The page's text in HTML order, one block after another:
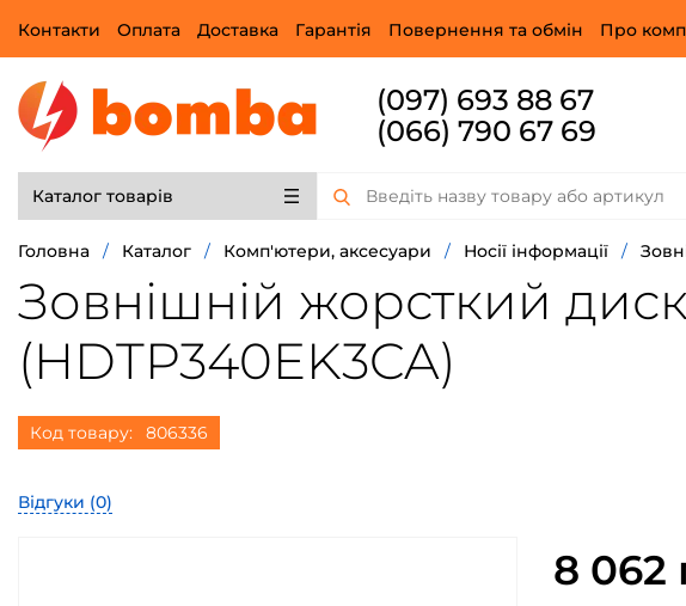
Контакти Оплата Доставка Гарантія Повернення та обмін Про
(097) 693 88 67
(066) 790 67 69
Каталог товарів
Головна / Каталог / Комп'ютери, аксесуари / Носії інформації /
Зовнішній жорсткий
(HDTP340EK3CA)
Код товару: 806336
Відгуки (0)
8 062